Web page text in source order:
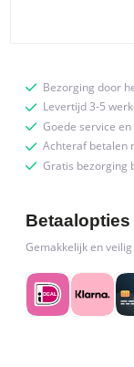
quantity
Bezorging door
Levertijd 3-5
Goede service
Achteraf betalen
Gratis bezorging
Betaalopties
Gemakkelijk en